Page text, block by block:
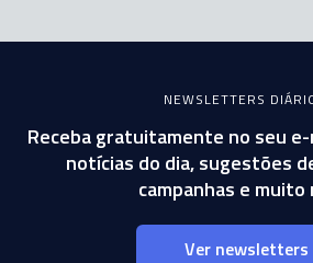
NEWSLETTERS
Receba gratuitamente no seu
notícias do dia, sugestões
campanhas e muito
Ver newsletters